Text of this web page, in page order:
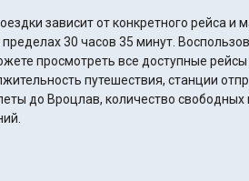
зависит от конкретного рейса и
35 минут. Воспользовавшись поиском
просмотреть все доступные
путешествия, станции
до Вроцлав, количество свободных